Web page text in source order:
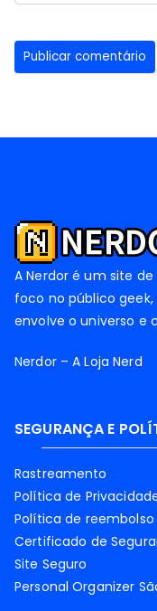
A Nerdor é um site
foco no público
envolve o universo e
Nerdor – A Loja Nerd
SEGURANÇA E
Rastreamento
Política de
Política de
Certificado de
Site Seguro
Personal Organizer